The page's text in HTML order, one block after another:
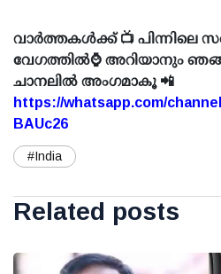
വാർത്തകൾക്ക് 📺 പിന്നിലെ
വേഗത്തിൽ⌚ അറിയാനും
ചാനലിൽ അംഗമാകൂ 📲
https://whatsapp.com/
BAUc26
#India
Related posts